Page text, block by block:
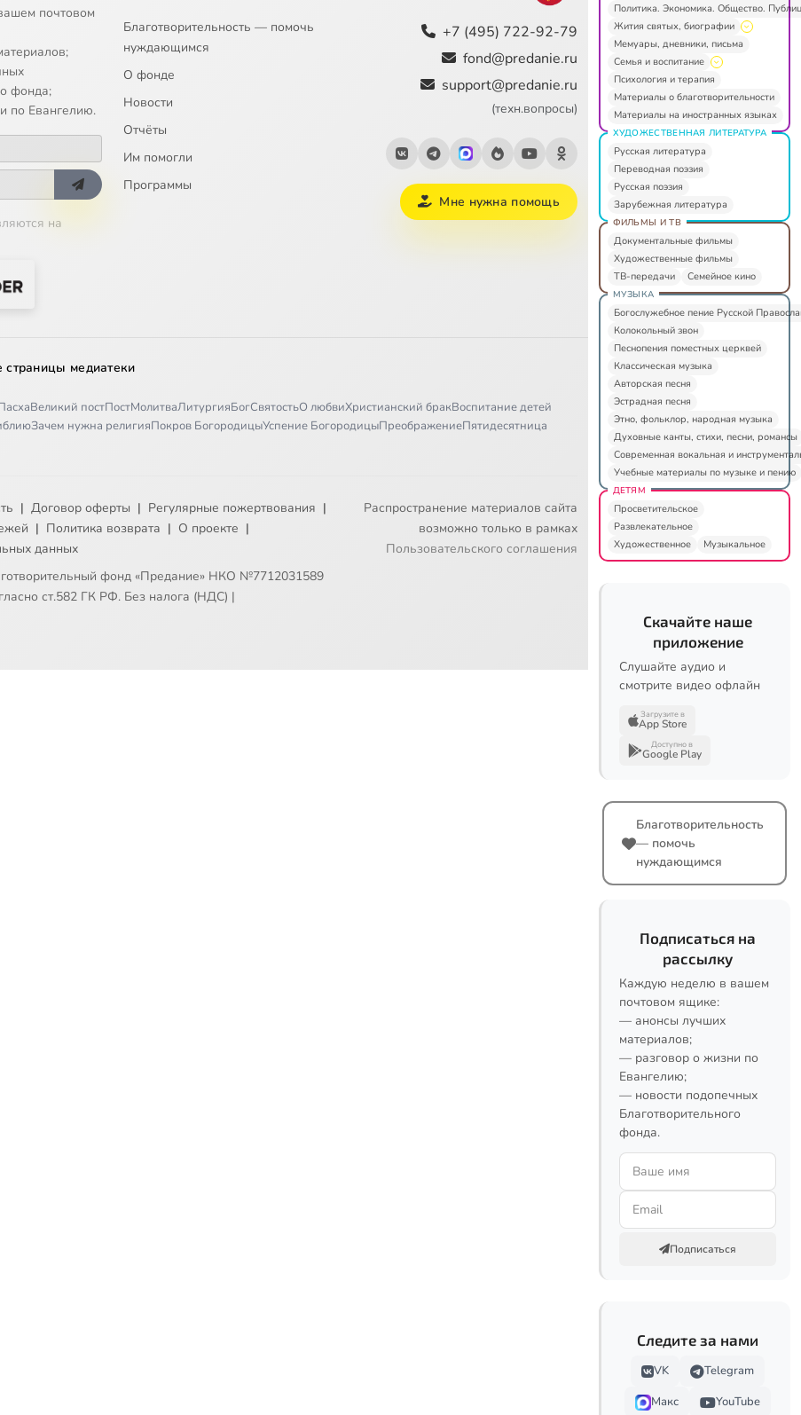
почтовом
фонда;
по Евангелию.
на
Благотворительность — помочь
нуждающимся
О фонде
Новости
Отчёты
Им помогли
Программы
+7 (495) 722-92-79
fond@predanie.ru
support@predanie.ru
(техн.вопросы)
Мне нужна помощь
страницы медиатеки
Великий постПостМолитваЛитургияБогСвятостьО любвиХристианский бракВоспитание детей
Зачем нужна религияПокров БогородицыУспение БогородицыПреображениеПятидесятница
| Договор оферты | Регулярные пожертвования |
| Политика возврата | О проекте |
данных
фонд «Предание» НКО №7712031589
ст.582 ГК РФ. Без налога (НДС) |
Распространение материалов сайта
возможно только в рамках
Пользовательского соглашения
Политика. Экономика. Общество.
Жития святых, биографии
Мемуары, дневники, письма
Семья и воспитание
Психология и терапия
Материалы о благотворительности
Материалы на иностранных языках
ХУДОЖЕСТВЕННАЯ ЛИТЕРАТУРА
Русская литература
Переводная поэзия
Русская поэзия
Зарубежная литература
ФИЛЬМЫ И ТВ
Документальные фильмы
Художественные фильмы
ТВ-передачи
Семейное кино
МУЗЫКА
Богослужебное пение Русской
Колокольный звон
Песнопения поместных церквей
Классическая музыка
Авторская песня
Эстрадная песня
Этно, фольклор, народная музыка
Духовные канты, стихи, песни, романсы
Современная вокальная и
Учебные материалы по музыке и пению
ДЕТЯМ
Просветительское
Развлекательное
Художественное
Музыкальное
Скачайте наше
приложение
Слушайте аудио и
смотрите видео офлайн
Загрузите в
App Store
Доступно в
Google Play
Благотворительность
— помочь
нуждающимся
Подписаться на
рассылку
Каждую неделю в вашем
почтовом ящике:
— анонсы лучших
материалов;
— разговор о жизни по
Евангелию;
— новости подопечных
Благотворительного
фонда.
Подписаться
Следите за нами
VK
Telegram
Макс
YouTube